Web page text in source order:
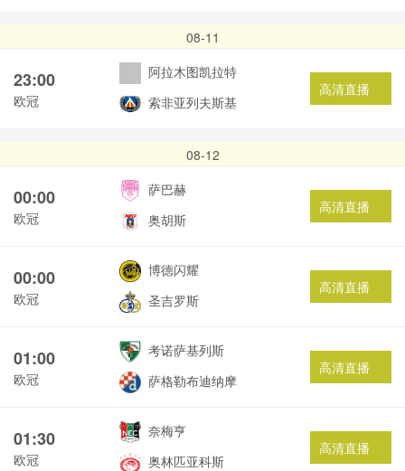
08-11
23:00
欧冠
阿拉木图凯拉特
索非亚列夫斯基
高清直播
08-12
00:00
欧冠
萨巴赫
奥胡斯
高清直播
00:00
欧冠
博德闪耀
圣吉罗斯
高清直播
01:00
欧冠
考诺萨基列斯
萨格勒布迪纳摩
高清直播
01:30
欧冠
奈梅亨
奥林匹亚科斯
高清直播